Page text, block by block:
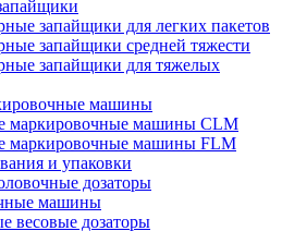
запайщики для легких пакетов
запайщики средней тяжести
запайщики для тяжелых
машины
маркировочные машины CLM
маркировочные машины FLM
и упаковки
дозаторы
машины
весовые дозаторы